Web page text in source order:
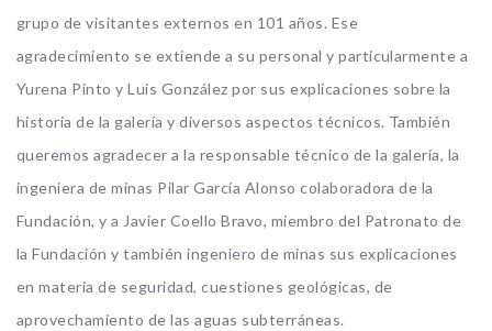
grupo de visitantes externos en 101 años. Ese
agradecimiento se extiende a su personal y particularmente a
Yurena Pinto y Luis González por sus explicaciones sobre la
historia de la galería y diversos aspectos técnicos. También
queremos agradecer a la responsable técnico de la galería, la
ingeniera de minas Pilar García Alonso colaboradora de la
Fundación, y a Javier Coello Bravo, miembro del Patronato de
la Fundación y también ingeniero de minas sus explicaciones
en materia de seguridad, cuestiones geológicas, de
aprovechamiento de las aguas subterráneas.